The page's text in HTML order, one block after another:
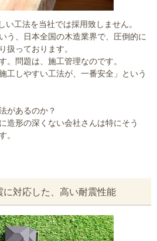
工法を当社では採用致しません。
う、日本全国の木造業界で、圧倒的に
扱っております。
。問題は、施工管理なのです。
工しやすい工法が、一番安全」という
があるのか？
造形の深くない会社さんは特にそう
。
に対応した、高い耐震性能